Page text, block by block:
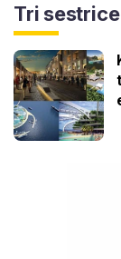
Tri sestrice